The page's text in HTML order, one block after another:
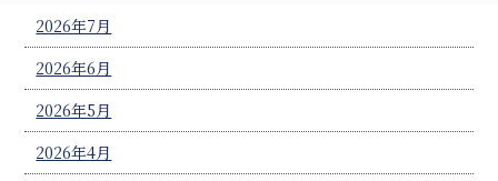
2026年7月
2026年6月
2026年5月
2026年4月